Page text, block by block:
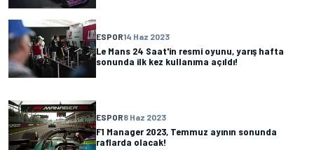
ESPOR14 Haz 2023
Le Mans 24 Saat'in resmi oyunu, yarış hafta
sonunda ilk kez kullanıma açıldı!
ESPOR8 Haz 2023
F1 Manager 2023, Temmuz ayının sonunda
raflarda olacak!